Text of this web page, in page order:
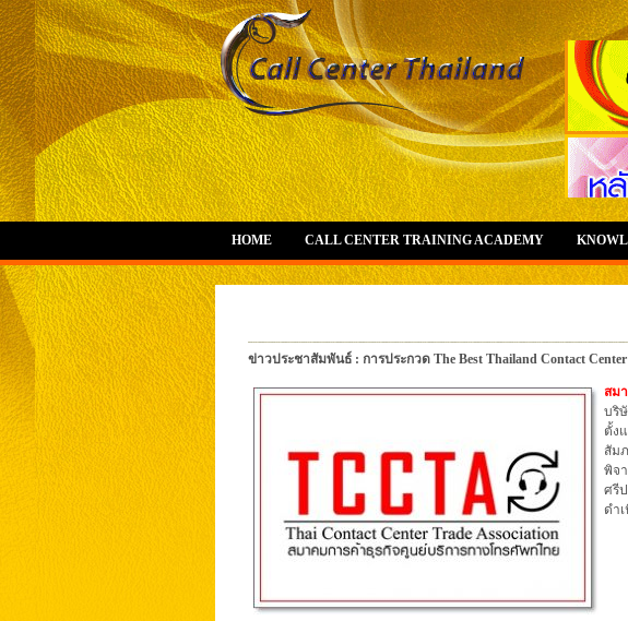
HOME CALL CENTER TRAINING ACADEMY
ข่าวประชาสัมพันธ์ : การประกวด The Best Thailand Contact Center
สม
บริ
ตั้ง
สัม
พิจ
ศรี
ดำ